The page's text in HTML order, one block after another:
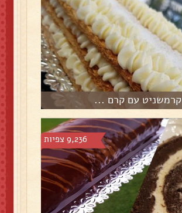
קרמשניט עם קרם ...
9,236 צפיות